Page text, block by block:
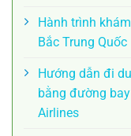
Hành trình
Bắc Trung Quốc
Hướng dẫn đi
bằng đường
Airlines